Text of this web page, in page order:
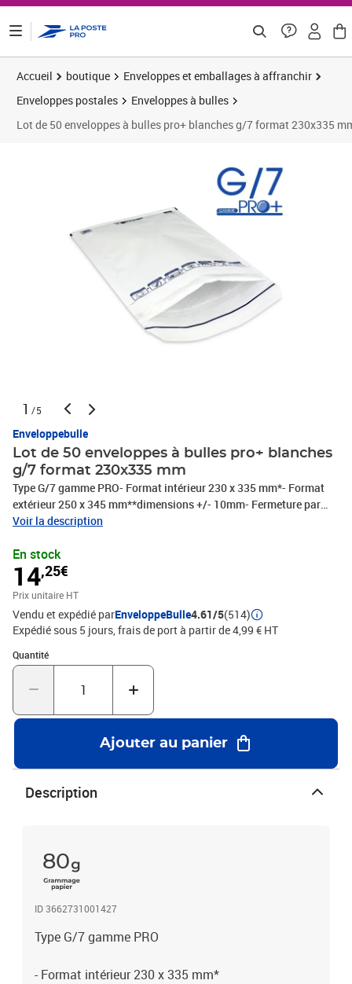
Accueil boutique
Enveloppes et emballages à affranchir
Enveloppes postales
Enveloppes à bulles
Lot de 50 enveloppes à bulles pro+ blanches g/7 format 230x335
1 /5
Enveloppebulle
Lot de 50 enveloppes à bulles pro+ blanches
g/7 format 230x335 mm
Type G/7 gamme PRO- Format intérieur 230 x 335 mm*- Format
extérieur 250 x 345 mm**dimensions +/- 10mm- Fermeture par
bande autocollante détachable- Papier kraft blanc ou brun 80
(nouvelle qualité COEX 55 microns)- Bulles de diamètre 10 mm,
d'épaisseur 3,2 mmType Format intérieur* Format extérieur*
Exemples d'utilisationA/1 90x165mm 120x175mm Bijoux, perles,
pin's, broches, petites figurines, minidiscsB/2 110x215mm
140x225mm Montres, colliers, téléphones, clés USB, format
A6,...C/3 140x215mm 170x225mm CD avec boîtier, format
A5,...D/4 170x265mm 200x275mm DVD avec boîtier, Mangas,
format A5+,...E/5 210x265mm 240x275mm Livres, K7 VHS, ...F/6
210x335mm 240x345mm Livres moyens,...G/7 230x335mm
290x370mm Bande-dessinées, gros livres, catalogues, format
A4+,...J/9 290x445mm 320x455mm Vêtements, certificats,
diplômes, format A3,...K/10 340x470mm 370x480mm Vêtements,
calendriers, cadres photos, format A3+,...CD 145x175mm
175x200mm Format spécial CD/DVD*dimensions +/- 10mmLe
meilleur rapport qualité / prix en terme de protection et de
recyclage intelligent- possibilité de réutiliser le film bulle pour
protéger des objets fragiles.- polyéthylène sans CFC (protège la
couche d'ozone)- le polyéthylène est recyclable, ne pollue pas les
combustion- Le polyéthylène ne nuit pas à l'environnement- papier
issu de forêts gérées durablement
Voir la description
En stock
14,25€
Prix unitaire HT
Vendu et expédié parEnveloppeBulle4.61/5(514)
Expédié sous 5 jours, frais de port à partir de 4,99 € HT
Quantité
Quantité : 1
Ajouter au panier
Description
80
ID 3662731001427
Type G/7 gamme PRO
- Format intérieur 230 x 335 mm*